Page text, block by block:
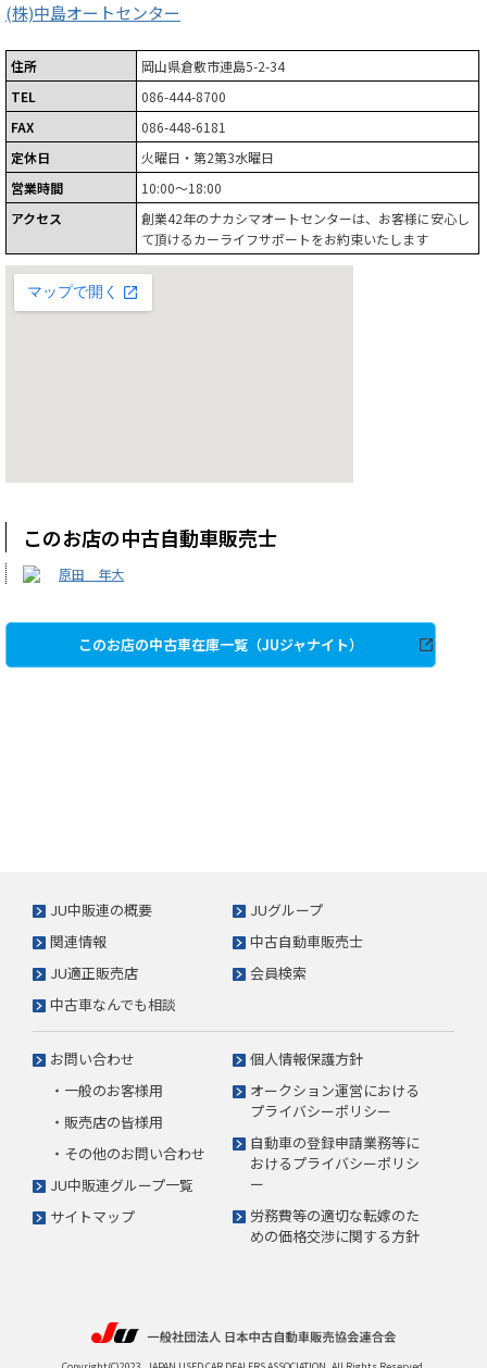
(株)中島オートセンター
住所
岡山県倉敷市連島5-2-34
TEL
086-444-8700
FAX
086-448-6181
定休日
火曜日・第2第3水曜日
営業時間
10:00～18:00
アクセス
創業42年のナカシマオートセンターは、お客様に安心し
て頂けるカーライフサポートをお約束いたします
このお店の中古自動車販売士
原田 年大
このお店の中古車在庫一覧（JUジャナイト）
JU中販連の概要
JUグループ
関連情報
中古自動車販売士
JU適正販売店
会員検索
中古車なんでも相談
お問い合わせ
・一般のお客様用
・販売店の皆様用
・その他のお問い合わせ
JU中販連グループ一覧
サイトマップ
個人情報保護方針
オークション運営における
プライバシーポリシー
自動車の登録申請業務等に
おけるプライバシーポリシ
ー
労務費等の適切な転嫁のた
めの価格交渉に関する方針